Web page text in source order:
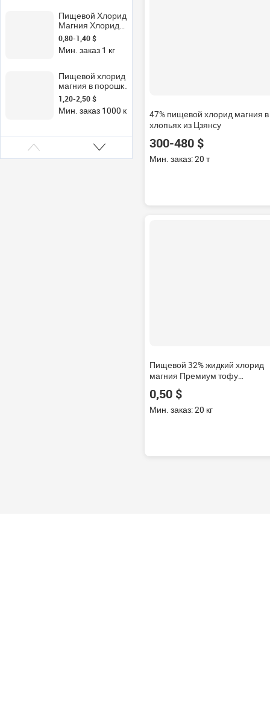
внешний вид
Пищевой Хлорид
Магния Хлорид
гексагидарт
BP/USP/FCC
морская соль
чешуйка
0,80-1,40 $
Мин. заказ 1 кг
Пищевой хлорид
магния в порошке
и хлопьях для
диализа почек, а
также для
дорожной соли
1,20-2,50 $
Мин. заказ 1000 кг
47% пищевой хлорид магния в
хлопьях из Цзянсу
300-480 $
Мин. заказ: 20 т
Пищевой 32% жидкий хлорид
магния Премиум тофу
коагулянт морская соль и
хлорид натрия в порошке и
чешуйках внешний вид
0,50 $
Мин. заказ: 20 кг